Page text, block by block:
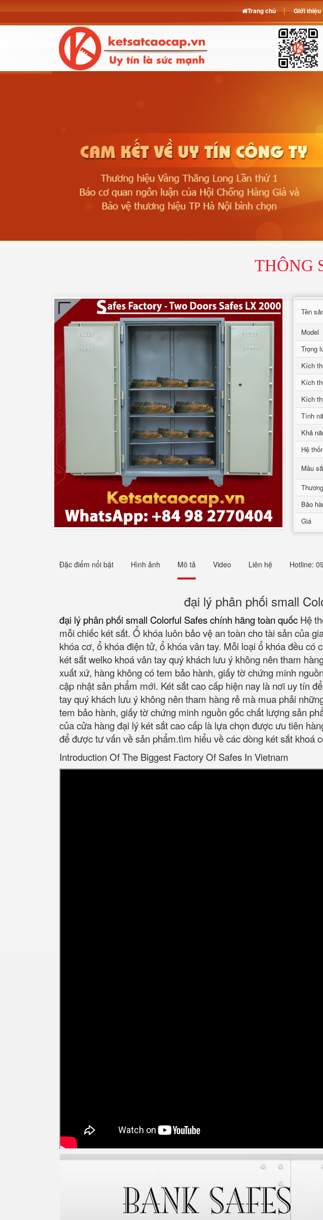
THÔNG
Tên
Model
Trọng
Kích
Kích
Kích
Tính
Khả
Hệ
Mầu
Bảo
Giá
Đặc điểm nổi bật Hình ảnh Mô tả Video Liên hệ Hotline:
đại lý phân phối small
đại lý phân phối small Colorful Safes chính hãng toàn quốc Hệ
mỗi chiếc két sắt. Ổ khóa luôn bảo vệ an toàn cho tài sản của
khóa cơ, ổ khóa điện tử, ổ khóa vân tay. Mỗi loại ổ khóa đều
két sắt welko khoá vân tay quý khách lưu ý không nên tham
xuất xứ, hàng không có tem bảo hành, giấy tờ chứng minh
cập nhật sản phẩm mới. Két sắt cao cấp hiện nay là nơi uy tín
tay quý khách lưu ý không nên tham hàng rẻ mà mua phải
tem bảo hành, giấy tờ chứng minh nguồn gốc chất lượng sản
của cửa hàng đại lý két sắt cao cấp là lựa chọn được ưu tiên
để được tư vấn về sản phẩm.tìm hiểu về các dòng két sắt khoá
Introduction Of The Biggest Factory Of Safes In Vietnam
Trang chủ Giới thiệu